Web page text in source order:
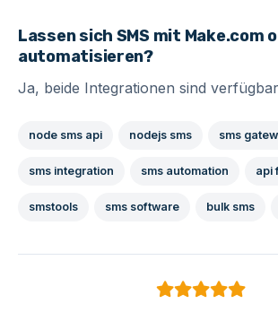
Lassen sich SMS mit Make.com
automatisieren?
Ja, beide Integrationen sind
node sms api nodejs sms sms
sms integration sms automation api
smstools sms software bulk sms